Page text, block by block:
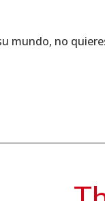
mundo, no